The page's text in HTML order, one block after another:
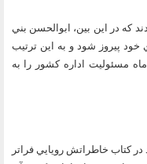
بودند كه در اين بين، ابوالحسن بني
رأي بر رقباي خود پيروز شود و به اين ترتيب
وي از 15 بهمن 58 تا اول تير 60 به مدت 16 ماه مسئوليت اداره كشور را به
در كتاب خاطراتش رويايي فراتر